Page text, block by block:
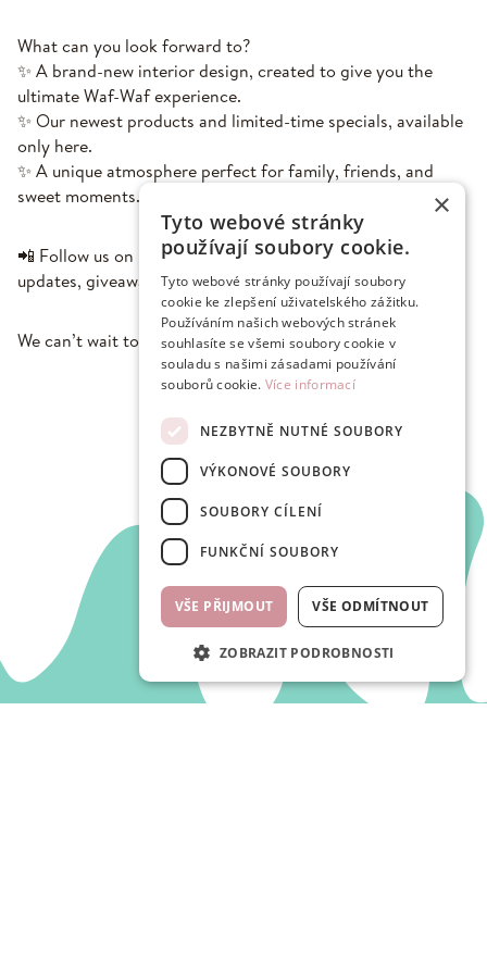
What can you look forward to?
✨ A brand-new interior design, created to give you the
ultimate Waf-Waf experience.
✨ Our newest products and limited-time specials, available
only here.
✨ A unique atmosphere perfect for family, friends, and
sweet moments.
📲 Follow us on Instagram:@wafwafhradeckralovefor
updates, giveaways, and sneak peeks!
We can’t wait to welcome you! 💛
×
Tyto webové stránky
používají soubory cookie.
Tyto webové stránky používají soubory
cookie ke zlepšení uživatelského zážitku.
Používáním našich webových stránek
souhlasíte se všemi soubory cookie v
souladu s našimi zásadami používání
souborů cookie. Více informací
NEZBYTNĚ NUTNÉ SOUBORY
VÝKONOVÉ SOUBORY
SOUBORY CÍLENÍ
FUNKČNÍ SOUBORY
VŠE PŘIJMOUT VŠE ODMÍTNOUT
ZOBRAZIT PODROBNOSTI